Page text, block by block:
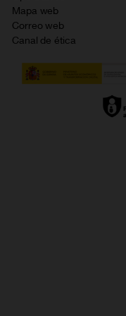
Política de cookies
Política de privacidad
Gestionar UTIQ
Mapa web
Correo web
Canal de ética